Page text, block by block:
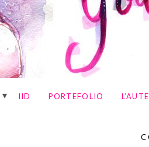
IID PORTEFOLIO